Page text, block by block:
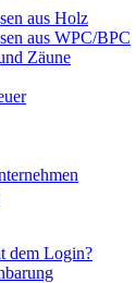
aus Holz
aus WPC/BPC
Zäune
dem Login?